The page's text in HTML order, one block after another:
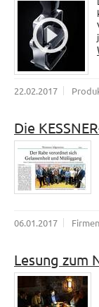
22.02.2017
Die
06.01.2017
Lesung zum